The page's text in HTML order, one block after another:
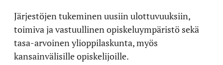
Järjestöjen tukeminen uusiin ulottuvuuksiin,
toimiva ja vastuullinen opiskeluympäristö sekä
tasa-arvoinen ylioppilaskunta, myös
kansainvälisille opiskelijoille.